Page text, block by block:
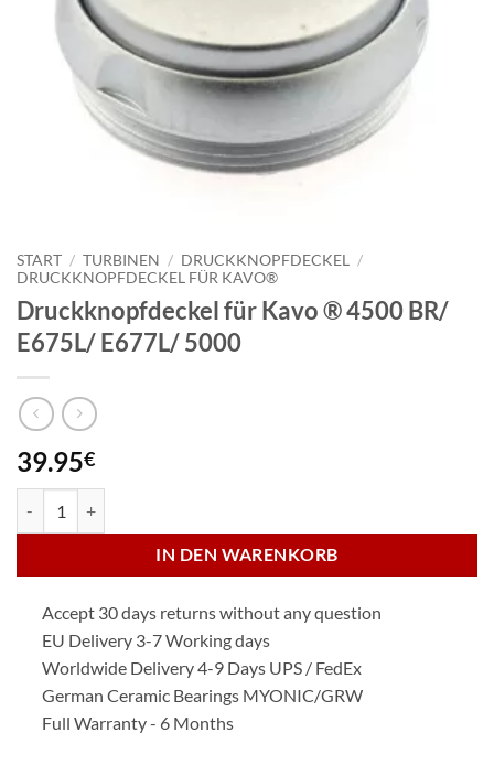
START / TURBINEN / DRUCKKNOPFDECKEL
/
DRUCKKNOPFDECKEL FÜR KAVO®
Druckknopfdeckel für Kavo ® 4500 BR/
E675L/ E677L/ 5000
39.95€
IN DEN WARENKORB
Accept 30 days returns without any question
EU Delivery 3-7 Working days
Worldwide Delivery 4-9 Days UPS / FedEx
German Ceramic Bearings MYONIC/GRW
Full Warranty - 6 Months